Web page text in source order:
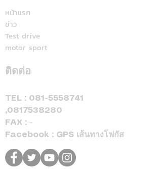
องศา
หน้าแรก
ข่าว
Test drive
motor sport
ติดต่อ
TEL : 081-5558741
,0817538280
FAX : -
Facebook : GPS เส้นทางโฟกัส